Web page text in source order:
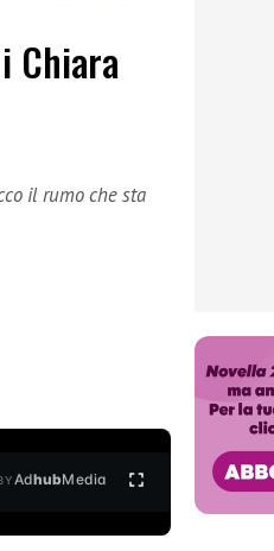
Chiara
il rumo che sta
AdhubMedia